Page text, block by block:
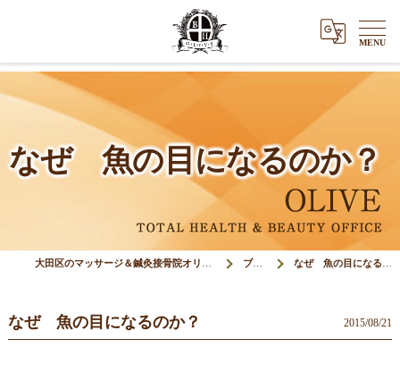
なぜ 魚の目になるのか？
ブログ なぜ 魚の目になるのか？
なぜ 魚の目になるのか？ 2015/08/21